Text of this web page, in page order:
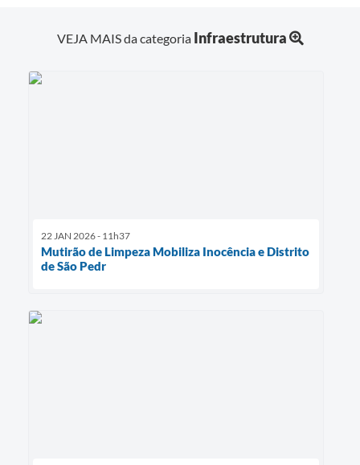
VEJA MAIS da categoria Infraestrutura
22 JAN 2026 - 11h37
Mutirão de Limpeza Mobiliza Inocência e Distrito
de São Pedr